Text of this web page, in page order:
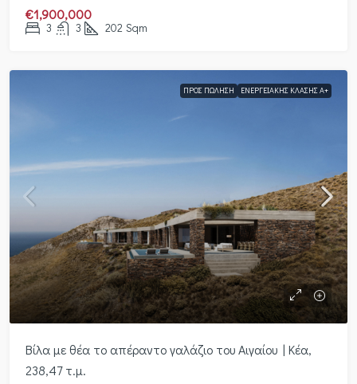
€1,900,000
3 3 202 Sqm
ΠΡΟΣ ΠΏΛΗΣΗ ΕΝΕΡΓΕΙΑΚΉΣ ΚΛΆΣΗΣ Α+
Βίλα με θέα το απέραντο γαλάζιο του Αιγαίου | Κέα,
238,47 τ.μ.